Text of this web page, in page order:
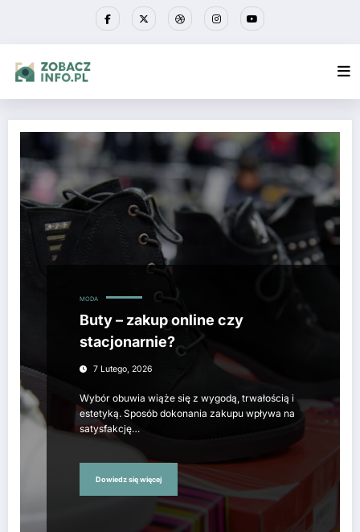
MODA
Buty – zakup online czy
stacjonarnie?
7 Lutego, 2026
Wybór obuwia wiąże się z wygodą, trwałością i
estetyką. Sposób dokonania zakupu wpływa na
satysfakcję…
Dowiedz się więcej